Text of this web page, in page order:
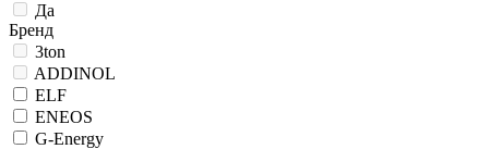
Да
Бренд
3ton
ADDINOL
ELF
ENEOS
G-Energy